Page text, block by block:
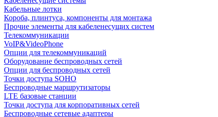
Кабельные лотки
Короба, плинтуса, компоненты для монтажа
Прочие элементы для кабеленесущих систем
Телекоммуникации
VoIP&VideoPhone
Опции для телекоммуникаций
Оборудование беспроводных сетей
Опции для беспроводных сетей
Точки доступа SOHO
Беспроводные маршрутизаторы
LTE базовые станции
Точки доступа для корпоративных сетей
Беспроводные сетевые адаптеры